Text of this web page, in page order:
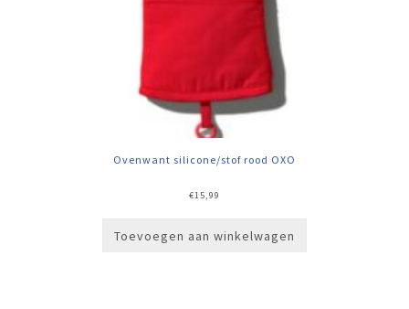
Ovenwant silicone/stof rood OXO
€15,99
Toevoegen aan winkelwagen